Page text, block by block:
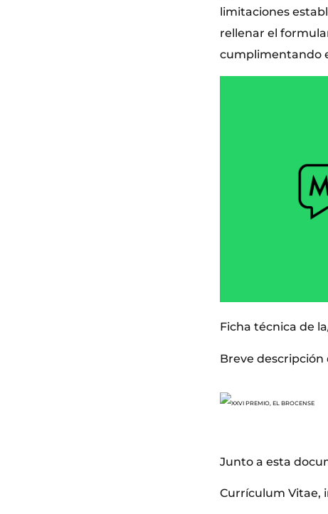
limitaciones
rellenar el
cumplimentando
Ficha técnica de
Breve descripción
Junto a esta
Currículum Vitae,